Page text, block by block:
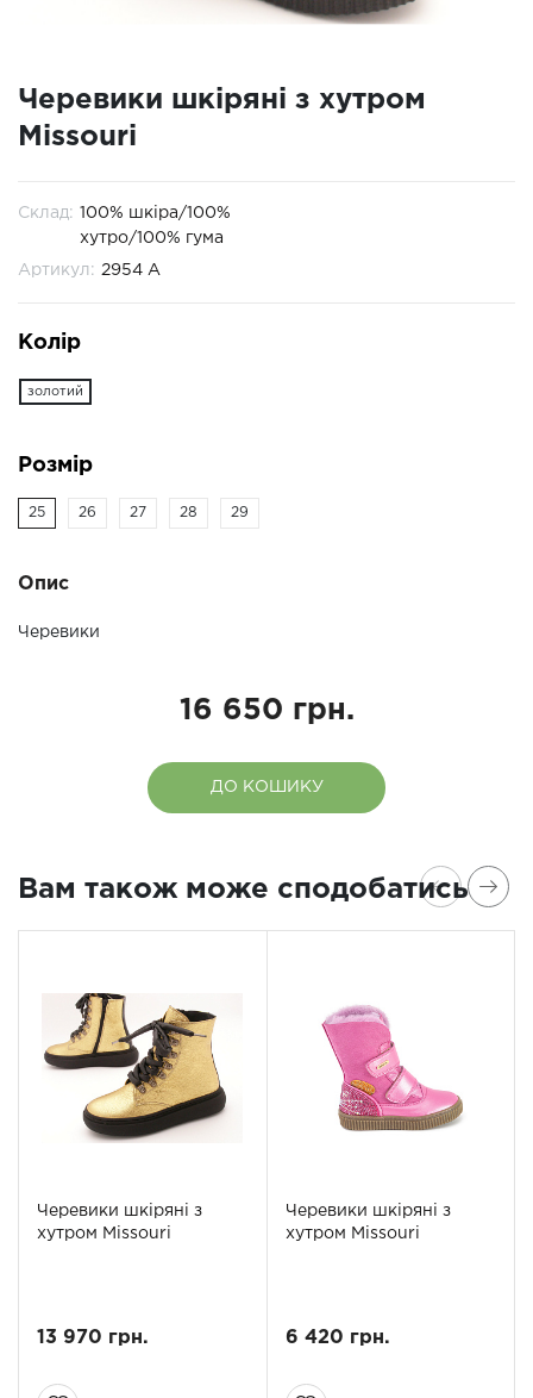
Черевики шкіряні з хутром
Missouri
Склад: 100% шкіра/100%
хутро/100% гума
Артикул: 2954 A
Колір
золотий
Розмір
25 26 27 28 29
Опис
Черевики
16 650 грн.
ДО КОШИКУ
Вам також може сподобатись
Черевики шкіряні з
хутром Missouri
13 970 грн.
Черевики шкіряні з
хутром Missouri
6 420 грн.